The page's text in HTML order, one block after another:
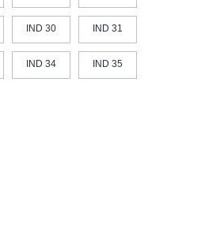
IND 30 IND 31
IND 34 IND 35